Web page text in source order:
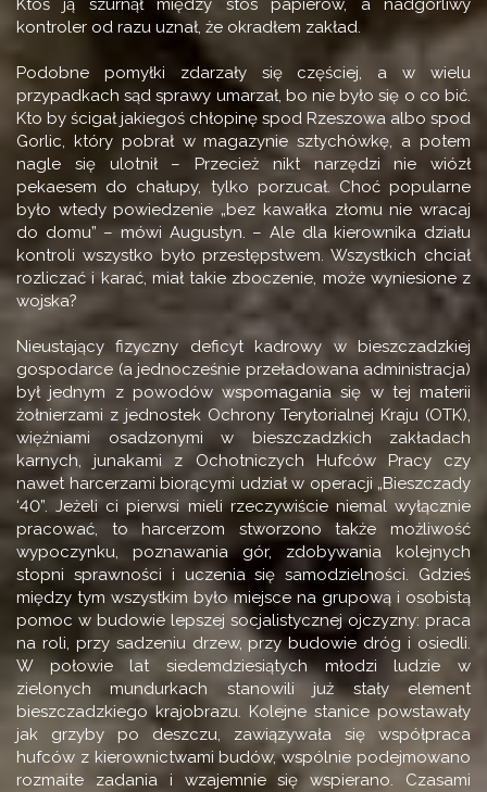
Ktoś ją szurnął między stos papierów, a nadgorliwy
kontroler od razu uznał, że okradłem zakład.
Podobne pomyłki zdarzały się częściej, a w wielu
przypadkach sąd sprawy umarzał, bo nie było się o co bić.
Kto by ścigał jakiegoś chłopinę spod Rzeszowa albo spod
Gorlic, który pobrał w magazynie sztychówkę, a potem
nagle się ulotnił – Przecież nikt narzędzi nie wiózł
pekaesem do chałupy, tylko porzucał. Choć popularne
było wtedy powiedzenie „bez kawałka złomu nie wracaj
do domu” – mówi Augustyn. – Ale dla kierownika działu
kontroli wszystko było przestępstwem. Wszystkich chciał
rozliczać i karać, miał takie zboczenie, może wyniesione z
wojska?
Nieustający fizyczny deficyt kadrowy w bieszczadzkiej
gospodarce (a jednocześnie przeładowana administracja)
był jednym z powodów wspomagania się w tej materii
żołnierzami z jednostek Ochrony Terytorialnej Kraju (OTK),
więźniami osadzonymi w bieszczadzkich zakładach
karnych, junakami z Ochotniczych Hufców Pracy czy
nawet harcerzami biorącymi udział w operacji „Bieszczady
‘40”. Jeżeli ci pierwsi mieli rzeczywiście niemal wyłącznie
pracować, to harcerzom stworzono także możliwość
wypoczynku, poznawania gór, zdobywania kolejnych
stopni sprawności i uczenia się samodzielności. Gdzieś
między tym wszystkim było miejsce na grupową i osobistą
pomoc w budowie lepszej socjalistycznej ojczyzny: praca
na roli, przy sadzeniu drzew, przy budowie dróg i osiedli.
W połowie lat siedemdziesiątych młodzi ludzie w
zielonych mundurkach stanowili już stały element
bieszczadzkiego krajobrazu. Kolejne stanice powstawały
jak grzyby po deszczu, zawiązywała się współpraca
hufców z kierownictwami budów, wspólnie podejmowano
rozmaite zadania i wzajemnie się wspierano. Czasami